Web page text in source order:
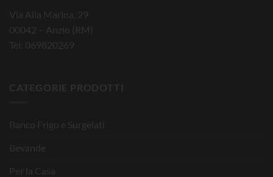
Via Alla Marina, 29
00042 – Anzio (RM)
Tel: 069820269
CATEGORIE PRODOTTI
Banco Frigo e Surgelati
Bevande
Per la Casa